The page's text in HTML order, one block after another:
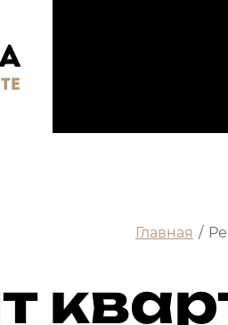
Главная /